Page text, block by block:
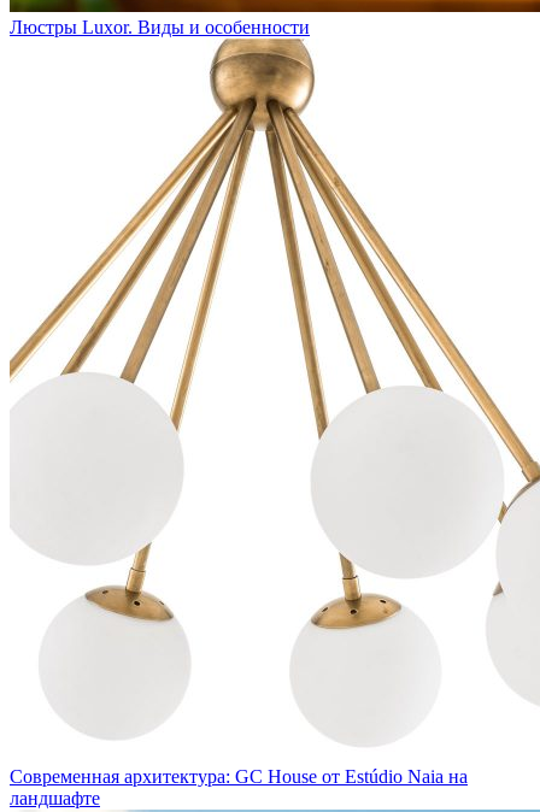
Люстры Luxor. Виды и особенности
Современная архитектура: GC House от Estúdio Naia на
ландшафте